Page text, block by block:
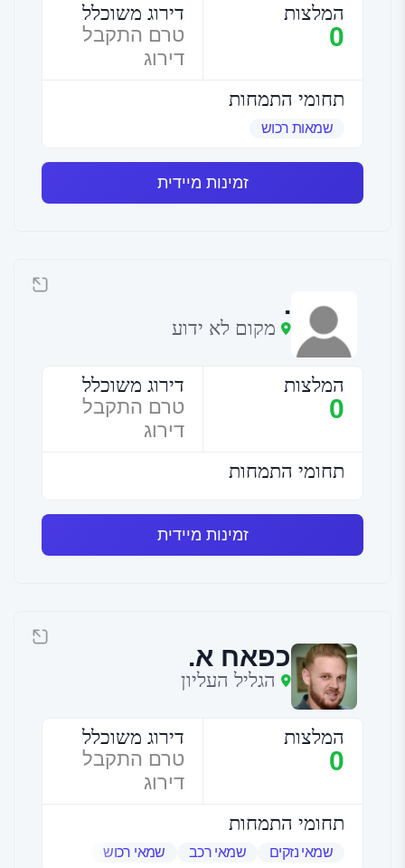
המלצות
0
דירוג משוכלל
טרם התקבל
דירוג
תחומי התמחות
שמאות רכוש
זמינות מיידית
.
מקום לא ידוע
המלצות
0
דירוג משוכלל
טרם התקבל
דירוג
תחומי התמחות
זמינות מיידית
כפאח א.
הגליל העליון
המלצות
0
דירוג משוכלל
טרם התקבל
דירוג
תחומי התמחות
שמאי נזקים שמאי רכב שמאי רכוש